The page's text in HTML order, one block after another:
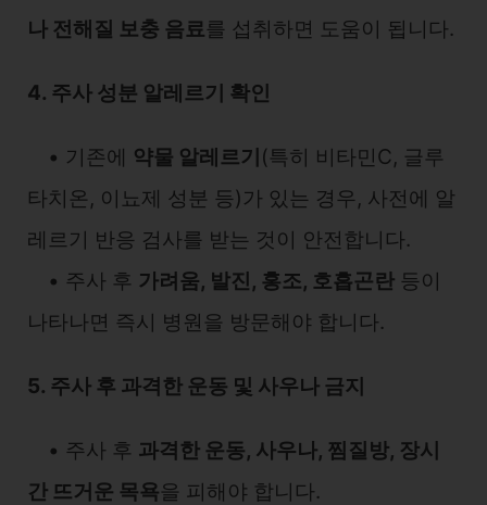
나 전해질 보충 음료를 섭취하면 도움이 됩니다.
4. 주사 성분 알레르기 확인
• 기존에 약물 알레르기 (특히 비타민C, 글루
타치온, 이뇨제 성분 등)가 있는 경우, 사전에 알
레르기 반응 검사를 받는 것이 안전합니다.
• 주사 후 가려움, 발진, 홍조, 호흡곤란 등이
나타나면 즉시 병원을 방문해야 합니다.
5. 주사 후 과격한 운동 및 사우나 금지
• 주사 후 과격한 운동, 사우나, 찜질방, 장시
간 뜨거운 목욕을 피해야 합니다.